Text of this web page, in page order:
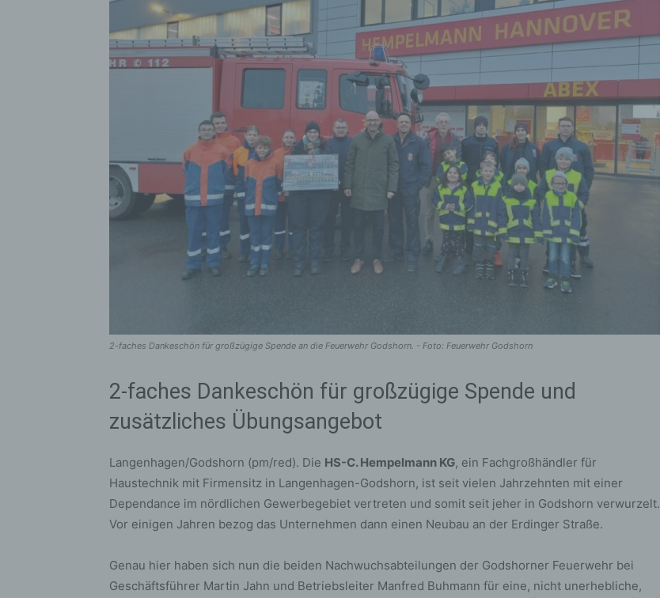
2-faches Dankeschön für großzügige Spende an die Feuerwehr Godshorn. - Foto: Feuerwehr Godshorn
2-faches Dankeschön für großzügige Spende und
zusätzliches Übungsangebot
Langenhagen/Godshorn (pm/red). Die HS-C. Hempelmann KG, ein Fachgroßhändler für
Haustechnik mit Firmensitz in Langenhagen-Godshorn, ist seit vielen Jahrzehnten mit einer
Dependance im nördlichen Gewerbegebiet vertreten und somit seit jeher in Godshorn verwurzelt.
Vor einigen Jahren bezog das Unternehmen dann einen Neubau an der Erdinger Straße.
Genau hier haben sich nun die beiden Nachwuchsabteilungen der Godshorner Feuerwehr bei
Geschäftsführer Martin Jahn und Betriebsleiter Manfred Buhmann für eine, nicht unerhebliche,